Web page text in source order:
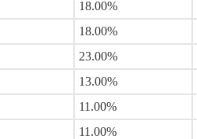
18.00%
18.00%
23.00%
13.00%
11.00%
11.00%